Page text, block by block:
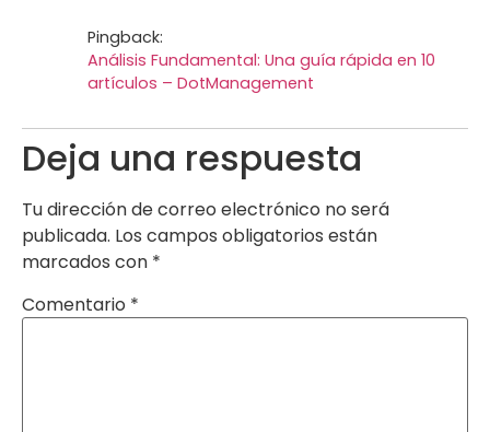
Pingback:
Análisis Fundamental: Una guía rápida en 10
artículos – DotManagement
Deja una respuesta
Tu dirección de correo electrónico no será
publicada. Los campos obligatorios están
marcados con *
Comentario *